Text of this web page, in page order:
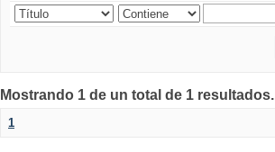
Mostrando 1 de un total de 1 resultados.
1